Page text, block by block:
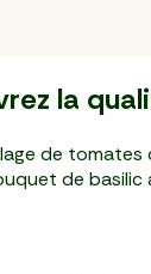
la
de
de basilic